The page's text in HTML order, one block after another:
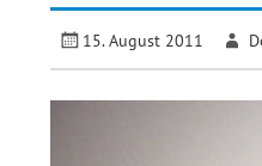
15. August 2011